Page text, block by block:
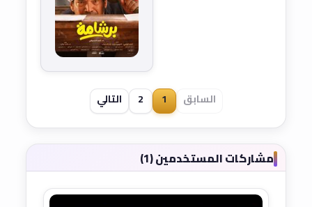
السابق 1
2 التالي
مشاركات المستخدمين (1)